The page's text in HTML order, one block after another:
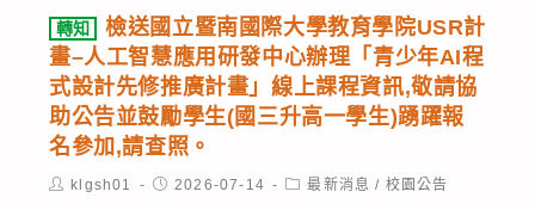
Python
3
教
師
研
習
公
室
『B5-
1
育
研
究
所
辦
辦
告】
公
務
出
國
（含
轉知
檢送國立暨南國際大學教育學院USR計
畫–人工智慧應用研發中心辦理「青少年AI程
式設計先修推廣計畫」線上課程資訊,敬請協
助公告並鼓勵學生(國三升高一學生)踴躍報
名參加,請查照。
Postklgsh01
Post2026-07-14
Post最新消息 / 校園公告